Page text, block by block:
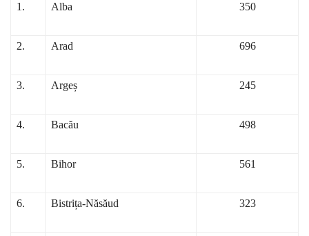
1. Alba 350
2. Arad 696
3. Argeș 245
4. Bacău 498
5. Bihor 561
6. Bistrița-Năsăud 323